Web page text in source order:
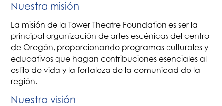
Nuestra misión
La misión de la Tower Theatre Foundation es ser la
principal organización de artes escénicas del centro
de Oregón, proporcionando programas culturales y
educativos que hagan contribuciones esenciales al
estilo de vida y la fortaleza de la comunidad de la
región.
Nuestra visión